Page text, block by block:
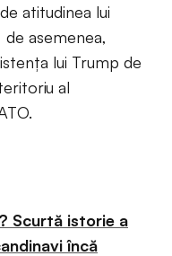
atitudinea lui
asemenea,
lui Trump de
al
Scurtă istorie a
încă